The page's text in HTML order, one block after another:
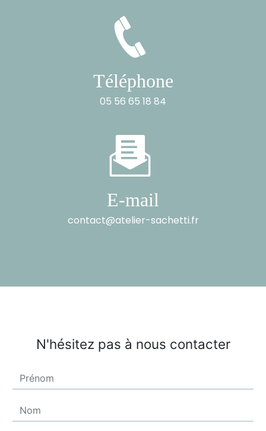
Téléphone
05 56 65 18 84
E-mail
contact@atelier-sachetti.fr
N'hésitez pas à nous contacter